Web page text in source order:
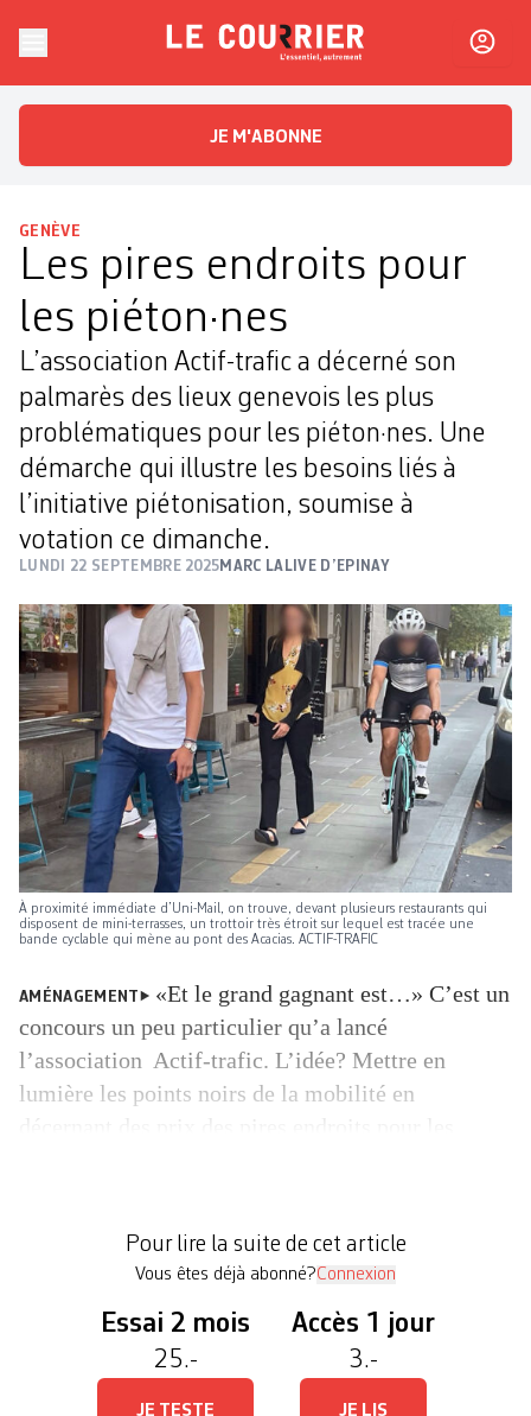
Le CourrierL'essentiel, autrement
JE M'ABONNE
GENÈVE
Les pires endroits pour
les piéton·nes
L’association Actif-trafic a décerné son
palmarès des lieux genevois les plus
problématiques pour les piéton·nes. Une
démarche qui illustre les besoins liés à
l’initiative piétonisation, soumise à
votation ce dimanche.
LUNDI 22 SEPTEMBRE 2025MARC LALIVE D’EPINAY
À proximité immédiate d’Uni-Mail, on trouve, devant plusieurs restaurants qui
disposent de mini-terrasses, un trottoir très étroit sur lequel est tracée une
bande cyclable qui mène au pont des Acacias. ACTIF-TRAFIC
AMÉNAGEMENT
«Et le grand gagnant est…» C’est un
concours un peu particulier qu’a lancé
l’association Actif-trafic. L’idée? Mettre en
lumière les points noirs de la mobilité en
Schneeberger Quatre […]
Pour lire la suite de cet article
Vous êtes déjà abonné?Connexion
Essai 2 mois
25.-
JE TESTE
Accès 1 jour
3.-
JE LIS